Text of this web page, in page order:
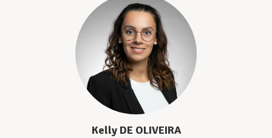
Kelly DE OLIVEIRA